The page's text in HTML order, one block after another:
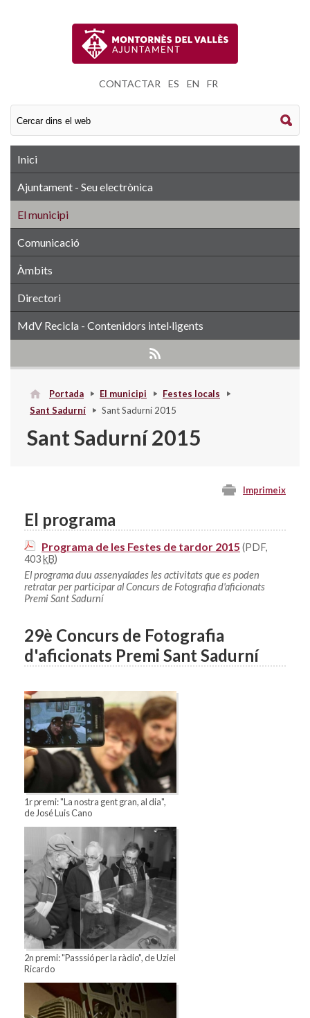
CONTACTAR ES EN FR
Inici
Ajuntament - Seu electrònica
El municipi
Comunicació
Àmbits
Directori
MdV Recicla - Contenidors intel·ligents
Portada El municipi
Festes locals
Sant Sadurní
Sant Sadurní 2015
Sant Sadurní 2015
Imprimeix
El programa
Programa de les Festes de tardor 2015 (PDF,
403kB)
El programa duu assenyalades les activitats que es poden
retratar per participar al Concurs de Fotografia d'aficionats
Premi Sant Sadurní
29è Concurs de Fotografia
d'aficionats Premi Sant Sadurní
1r premi: "La nostra gent gran, al dia",
de José Luis Cano
2n premi: "Passsió per la ràdio", de Uziel
Ricardo